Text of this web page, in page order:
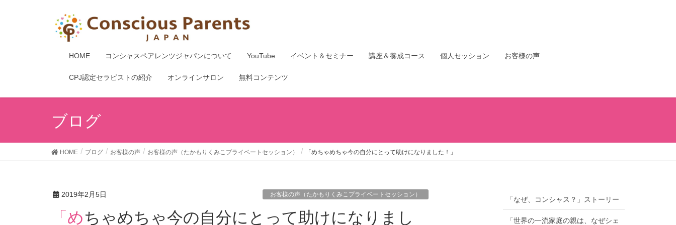
HOME コンシャスペアレンツジャパンについて YouTube イベント＆セミナー 講座＆養成コース 個人セッション お客様の声
CPJ認定セラピストの紹介 オンラインサロン 無料コンテンツ
ブログ
HOME ブログ お客様の声 お客様の声（たかもりくみこプライベートセッション） 「めちゃめちゃ今の自分にとって助けになりました！」
2019年2月5日 お客様の声（たかもりくみこプライベートセッション）
「めちゃめちゃ今の自分にとって助けになりまし
「なぜ、コンシャス？」ストーリー
「世界の一流家庭の親は、なぜシェ